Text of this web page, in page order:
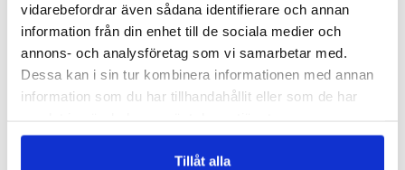
vidarebefordrar även sådana identifierare och annan
information från din enhet till de sociala medier och
annons- och analysföretag som vi samarbetar med.
Dessa kan i sin tur kombinera informationen med annan
information som du har tillhandahållit eller som de har
Tillåt alla
grönsaker.
6 eller omega 9? Och varför ska vi
äta omega fetter?